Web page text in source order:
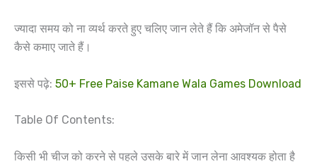
ज्यादा समय को ना व्यर्थ करते हुए चलिए जान लेते हैं कि अमेजॉन से पैसे
कैसे कमाए जाते हैं।
इससे पढ़े: 50+ Free Paise Kamane Wala Games Download
Table Of Contents:
किसी भी चीज को करने से पहले उसके बारे में जान लेना आवश्यक होता है